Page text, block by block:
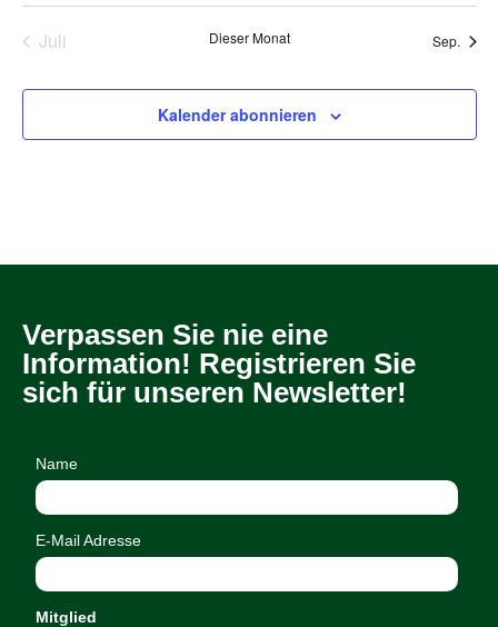
Juli Dieser Monat Sep.
Kalender abonnieren
Verpassen Sie nie eine
Information! Registrieren Sie
sich für unseren Newsletter!
Name
E-Mail Adresse
Mitglied